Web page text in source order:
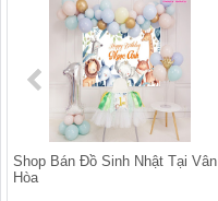
Shop Bán Đồ Sinh Nhật Tại Vân
Hòa